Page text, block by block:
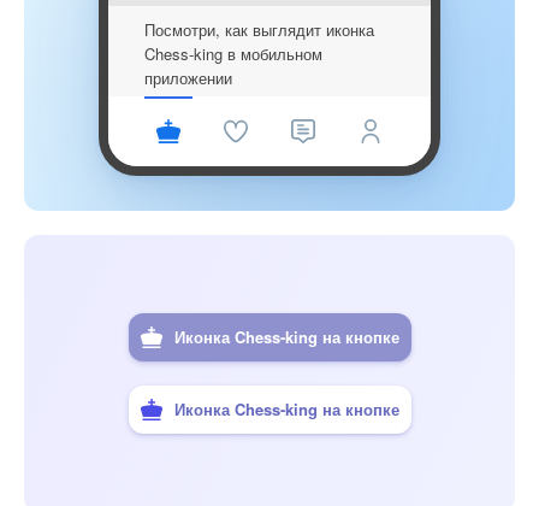
Посмотри, как выглядит иконка
Chess-king в мобильном
приложении
Иконка Chess-king на кнопке
Иконка Chess-king на кнопке